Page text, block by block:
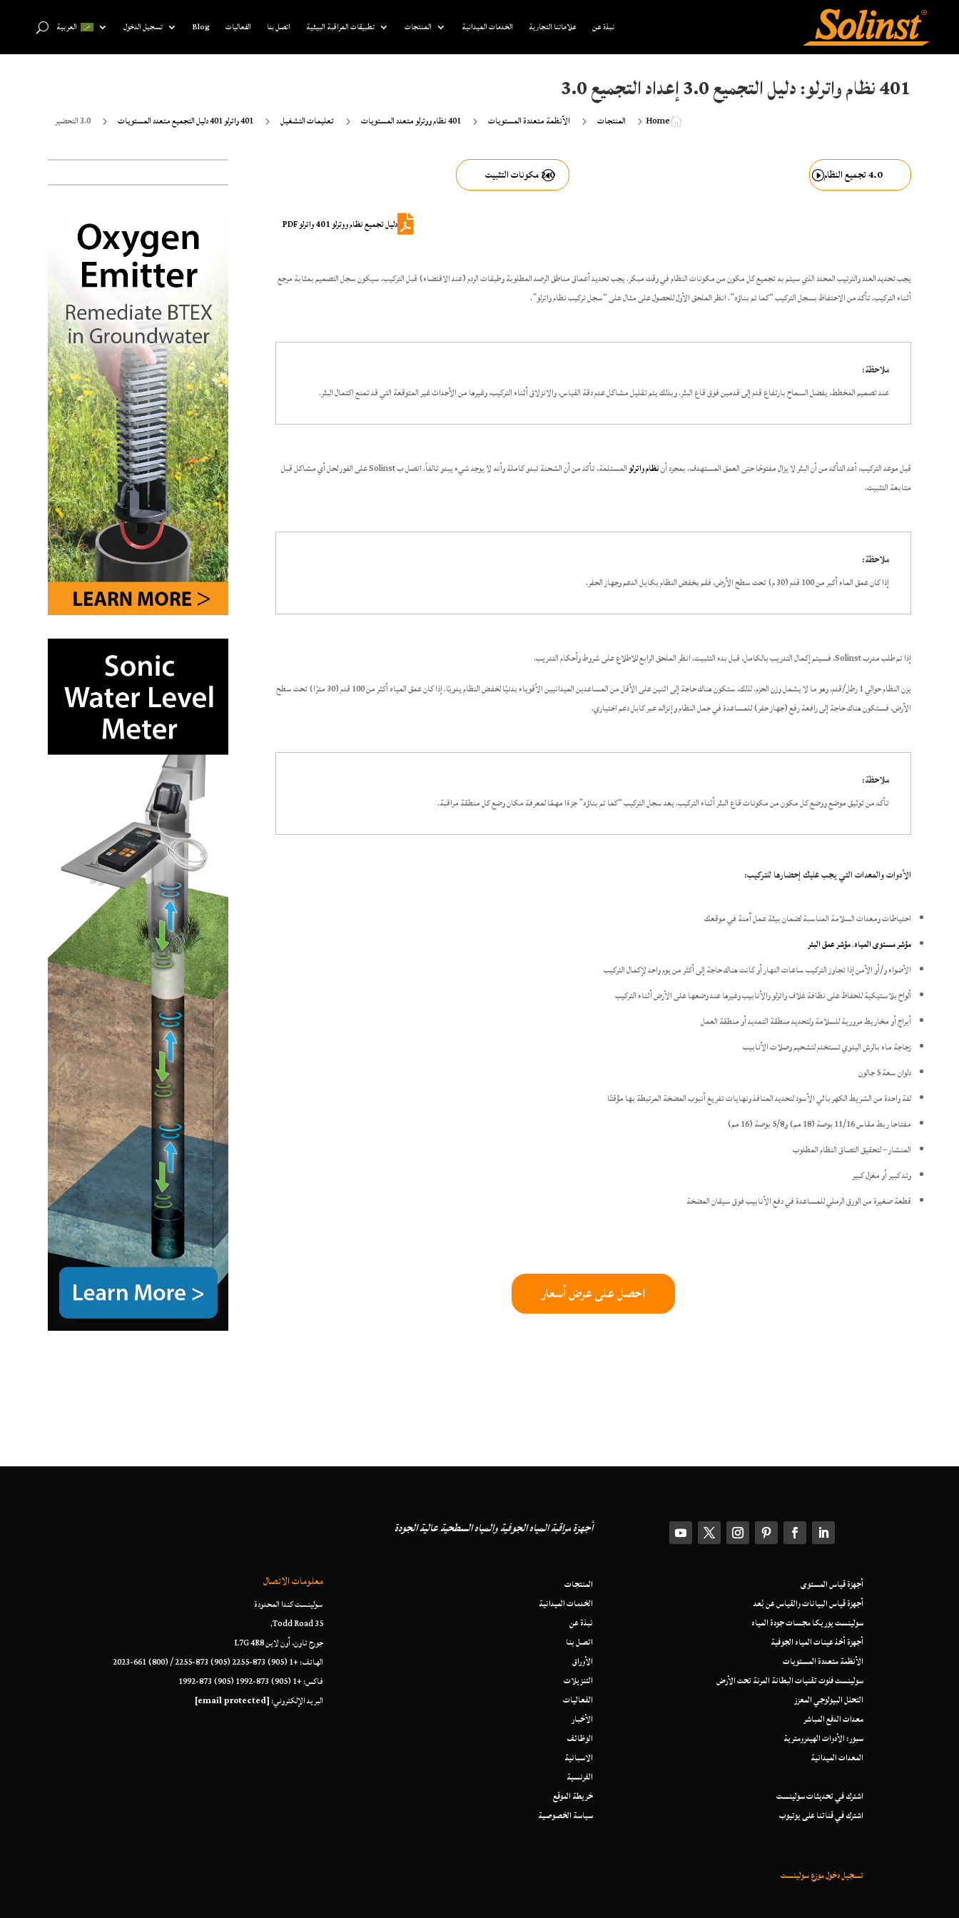
نبذة عن علاماتنا التجارية الخدمات الميدانية المنتجات تطبيقات المراقبة البيئية اتصل بنا الفعاليات Blog تسجيل الدخول العربية
401 نظام واترلو: دليل التجميع 3.0 إعداد التجميع 3.0

Home
5 المنتجات 5 الأنظمة متعددة المستويات 5 401 نظام ووترلو متعدد المستويات 5 تعليمات التشغيل 5 401 واترلو 401 دليل التجميع متعدد المستويات 5 3.0 التحضير
2.0 مكونات التثبيت 4.0 تجميع النظام
دليل تجميع نظام ووترلو 401 واترلو PDF
يجب تحديد العدد والترتيب المحدد الذي سيتم به تجميع كل مكون من مكونات النظام في وقت مبكر. يجب تحديد أعماق مناطق الرصد المطلوبة وطبقات الردم (عند الاقتضاء) قبل التركيب. سيكون سجل التصميم بمثابة مرجع
أثناء التركيب. تأكد من الاحتفاظ بسجل التركيب “كما تم بناؤه”. انظر الملحق الأول للحصول على مثال على “سجل تركيب نظام واترلو”.
ملاحظة:
عند تصميم المخطط، يفضل السماح بارتفاع قدم إلى قدمين فوق قاع البئر. وبذلك يتم تقليل مشاكل عدم دقة القياس، والانزلاق أثناء التركيب، وغيرها من الأحداث غير المتوقعة التي قد تمنع اكتمال البئر.
قبل موعد التركيب، أعد التأكد من أن البئر لا يزال مفتوحًا حتى العمق المستهدف. بمجرد أننظام واترلو
المستلمة، تأكد من أن الشحنة تبدو كاملة وأنه لا يوجد شيء يبدو تالفاً. اتصل ب Solinst على الفور لحل أي مشاكل قبل
متابعة التثبيت.
ملاحظة:
إذا كان عمق الماء أكبر من 100 قدم (30 م) تحت سطح الأرض، فقم بخفض النظام بكابل الدعم وجهاز الحفر.
إذا تم طلب مدرب Solinst، فسيتم إكمال التدريب بالكامل، قبل بدء التثبيت. انظر الملحق الرابع للاطلاع على شروط وأحكام التدريب.
يزن النظام حوالي 1 رطل/قدم، وهو ما لا يشمل وزن الحزم. لذلك، ستكون هناك حاجة إلى اثنين على الأقل من المساعدين الميدانيين الأقوياء بدنيًا لخفض النظام يدويًا. إذا كان عمق المياه أكثر من 100 قدم (30 مترًا) تحت سطح
الأرض، فستكون هناك حاجة إلى رافعة رفع (جهاز حفر) للمساعدة في حمل النظام وإنزاله عبر كابل دعم اختياري.
ملاحظة:
تأكد من توثيق موضع ووضع كل مكون من مكونات قاع البئر أثناء التركيب. يعد سجل التركيب “كما تم بناؤه” جزءًا مهمًا لمعرفة مكان وضع كل منطقة مراقبة.
الأدوات والمعدات التي يجب عليك إحضارها للتركيب:
احتياطات ومعدات السلامة المناسبة لضمان بيئة عمل آمنة في موقعك
مؤشر مستوى المياه,مؤشر عمق البئر
الأضواء و/أو الأمن إذا تجاوز التركيب ساعات النهار أو كانت هناك حاجة إلى أكثر من يوم واحد لإكمال التركيب
ألواح بلاستيكية للحفاظ على نظافة غلاف واترلو والأنابيب وغيرها عند وضعها على الأرض أثناء التركيب
أبراج أو مخاريط مرورية للسلامة ولتحديد منطقة التمديد أو منطقة العمل
زجاجة ماء بالرش اليدوي تستخدم لتشحيم وصلات الأنابيب
دلوان سعة 5 جالون
لفة واحدة من الشريط الكهربائي الأسود لتحديد المنافذ ونهايات تفريغ أنبوب المضخة المرتبطة بها مؤقتًا
مفتاحا ربط مقاس 11/16 بوصة (18 مم) و5/8 بوصة (16 مم)
المنشار – لتحقيق التصاق النظام المطلوب
وتد كبير أو مغزل كبير
قطعة صغيرة من الورق الرملي للمساعدة في دفع الأنابيب فوق سيقان المضخة
احصل على عرض أسعار
أجهزة مراقبة المياه الجوفية والمياه السطحية عالية الجودة
معلومات الاتصال
سولينست كندا المحدودة
35 Todd Road,
جورج تاون، أون لاين L7G 4R8
الهاتف: +1 (905) 873-2255 (905) 873-2255 / (800) 661-2023
فاكس: +1 (905) 873-1992 (905) 873-1992
البريد الإلكتروني:[email protected]
المنتجات
الخدمات الميدانية
نبذة عن
اتصل بنا
الأوراق
التنزيلات
الفعاليات
الأخبار
الوظائف
الاسبانية
الفرنسية
خريطة الموقع
سياسة الخصوصية
أجهزة قياس المستوى
أجهزة قياس البيانات والقياس عن بُعد
سولينست يوريكا مجسات جودة المياه
أجهزة أخذ عينات المياه الجوفية
الأنظمة متعددة المستويات
سولينست فلوت تقنيات البطانة المرنة تحت الأرض
التحلل البيولوجي المعزز
معدات الدفع المباشر
سبور: الأدوات الهيدرومترية
المعدات الميدانية
اشترك في تحديثات سولينست
اشترك في قناتنا على يوتيوب
تسجيل دخول موزع سولينست